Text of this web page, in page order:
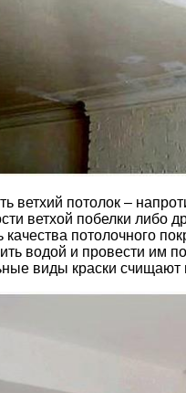
потолок –
ветхой побелки либо
потолочного
водой и провести им
виды краски счищают